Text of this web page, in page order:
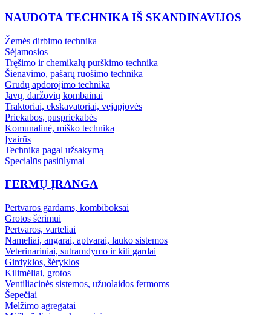
NAUDOTA TECHNIKA IŠ SKANDINAVIJOS
Žemės dirbimo technika
Sėjamosios
Tręšimo ir chemikalų purškimo technika
Šienavimo, pašarų ruošimo technika
Grūdų apdorojimo technika
Javų, daržovių kombainai
Traktoriai, ekskavatoriai, vejapjovės
Priekabos, puspriekabės
Komunalinė, miško technika
Įvairūs
Technika pagal užsakymą
Specialūs pasiūlymai
FERMŲ ĮRANGA
Pertvaros gardams, kombiboksai
Grotos šėrimui
Pertvaros, varteliai
Nameliai, angarai, aptvarai, lauko sistemos
Veterinariniai, sutramdymo ir kiti gardai
Girdyklos, šėryklos
Kilimėliai, grotos
Ventiliacinės sistemos, užuolaidos fermoms
Šepečiai
Melžimo agregatai